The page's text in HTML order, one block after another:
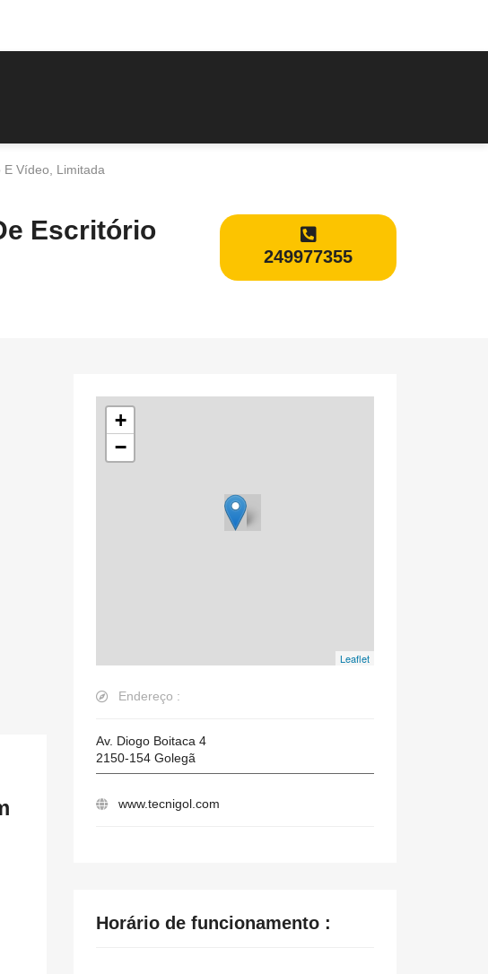
Vídeo, Limitada
Escritório
249977355
+
−
Leaflet
Endereço :
Av. Diogo Boitaca 4
2150-154 Golegã
www.tecnigol.com
Horário de funcionamento :